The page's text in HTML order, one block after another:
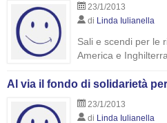
23/1/2013
di Linda Iulianella
Sali e scendi per le
America e Inghilterra
Al via il fondo di solidarietà
23/1/2013
di Linda Iulianella